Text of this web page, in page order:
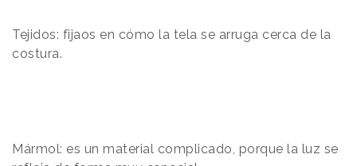
Tejidos: fijaos en cómo la tela se arruga cerca de la
costura.
Mármol: es un material complicado, porque la luz se